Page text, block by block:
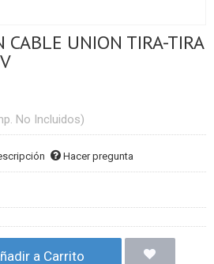
CABLE UNION TIRA-TIRA
No Incluidos)
Hacer pregunta
a Carrito